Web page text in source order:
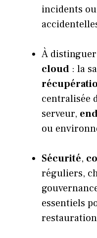
incidents
À
cloud : la
centralisée
serveur,
ou
Sécurité,
réguliers,
essentiels